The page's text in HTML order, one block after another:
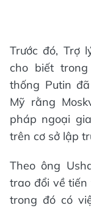
Trước đó, Trợ
cho biết
thống Putin
Mỹ rằng
pháp ngoại
trên cơ sở lập
Theo ông
trao đổi về
trong đó có